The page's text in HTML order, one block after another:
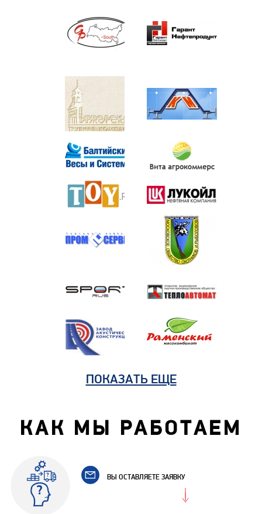
ПОКАЗАТЬ ЕЩЕ
КАК МЫ РАБОТАЕМ
ВЫ ОСТАВЛЯЕТЕ ЗАЯВКУ